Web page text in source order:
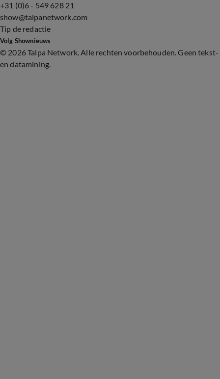
+31 (0)6 - 549 628 21
show@talpanetwork.com
Tip de redactie
Volg Shownieuws
© 2026 Talpa Network. Alle rechten voorbehouden. Geen tekst-
en datamining.